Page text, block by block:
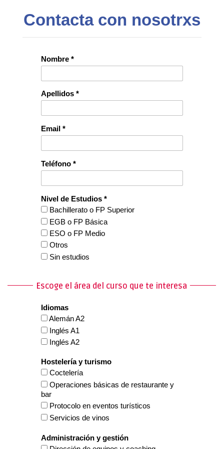
Contacta con nosotrxs
Nombre *
Apellidos *
Email *
Teléfono *
Nivel de Estudios *
Bachillerato o FP Superior
EGB o FP Básica
ESO o FP Medio
Otros
Sin estudios
Escoge el área del curso que te interesa
Idiomas
Alemán A2
Inglés A1
Inglés A2
Hostelería y turismo
Coctelería
Operaciones básicas de restaurante y
bar
Protocolo en eventos turísticos
Servicios de vinos
Administración y gestión